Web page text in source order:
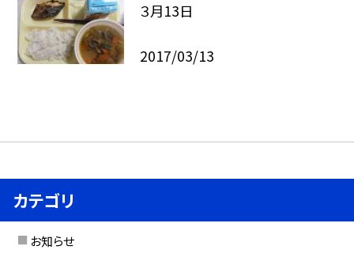
３月13日
2017/03/13
カテゴリ
お知らせ